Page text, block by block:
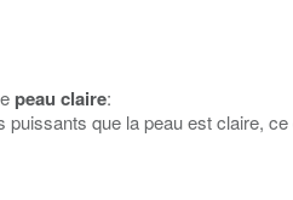
peau claire:
que la peau est claire,